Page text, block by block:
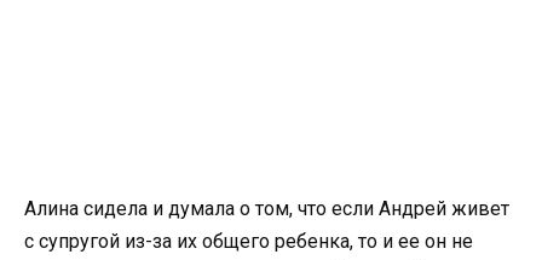
Алина сидела и думала о том, что если Андрей живет
с супругой из-за их общего ребенка, то и ее он не